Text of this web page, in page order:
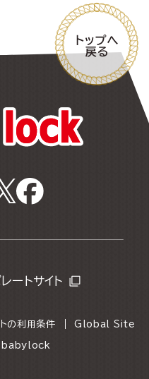
ートサイト
の利用条件 Global Site